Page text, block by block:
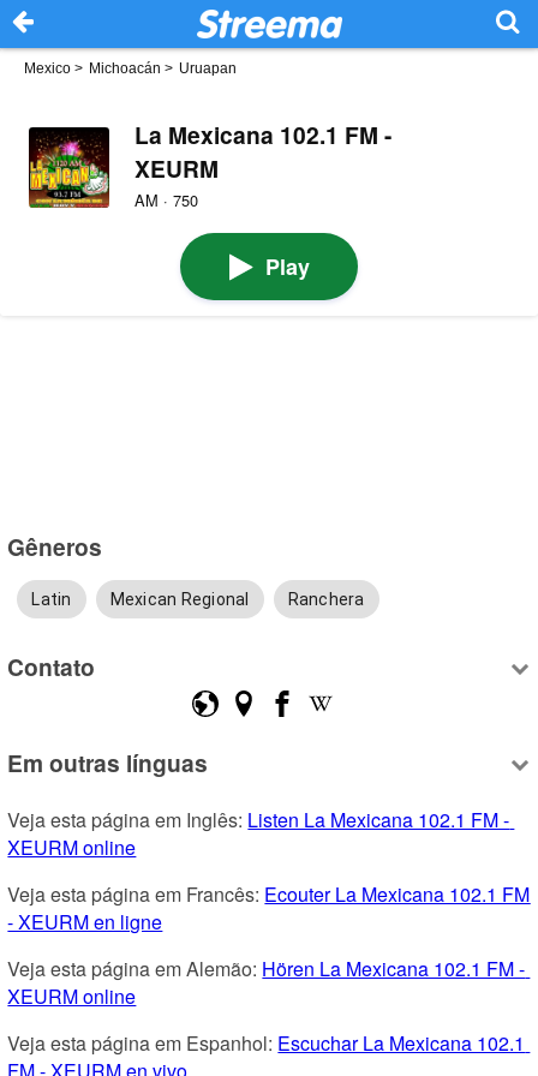
Mexico > Michoacán > Uruapan
La Mexicana 102.1 FM -
XEURM
AM · 750
Play
Gêneros
Latin Mexican Regional Ranchera
Contato
Em outras línguas
Veja esta página em Inglês: Listen La Mexicana 102.1 FM -
XEURM online
Veja esta página em Francês: Ecouter La Mexicana 102.1 FM
- XEURM en ligne
Veja esta página em Alemão: Hören La Mexicana 102.1 FM -
XEURM online
Veja esta página em Espanhol: Escuchar La Mexicana 102.1
FM - XEURM en vivo